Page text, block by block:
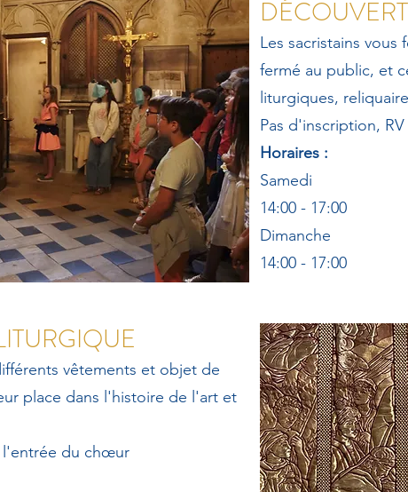
vêtements et objet de
place dans l'histoire de l'art et
l'entrée du chœur
Les sacristains
fermé au public, et
liturgiques,
Pas d'inscription,
Horaires :
Samedi
14:00 - 17:00
Dimanche
14:00 - 17:00